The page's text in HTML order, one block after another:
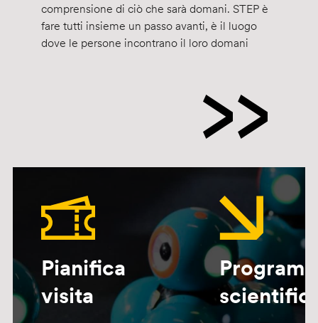
comprensione di ciò che sarà domani. STEP è
fare tutti insieme un passo avanti, è il luogo
dove le persone incontrano il loro domani
Pianifica
visita